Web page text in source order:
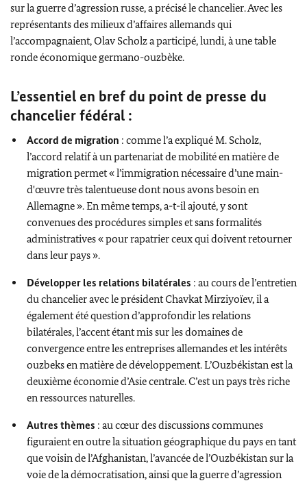
sur la guerre d’agression russe, a précisé le chancelier. Avec les
représentants des milieux d’affaires allemands qui
l’accompagnaient, Olav Scholz a participé, lundi, à une table
ronde économique germano-ouzbèke.
L’essentiel en bref du point de presse du
chancelier fédéral :
Accord de migration : comme l’a expliqué M. Scholz,
l’accord relatif à un partenariat de mobilité en matière de
migration permet « l’immigration nécessaire d’une main-
d'œuvre très talentueuse dont nous avons besoin en
Allemagne ». En même temps, a-t-il ajouté, y sont
convenues des procédures simples et sans formalités
administratives « pour rapatrier ceux qui doivent retourner
dans leur pays ».
Développer les relations bilatérales : au cours de l’entretien
du chancelier avec le président Chavkat Mirziyoïev, il a
également été question d’approfondir les relations
bilatérales, l’accent étant mis sur les domaines de
convergence entre les entreprises allemandes et les intérêts
ouzbeks en matière de développement. L’Ouzbékistan est la
deuxième économie d’Asie centrale. C’est un pays très riche
en ressources naturelles.
Autres thèmes : au cœur des discussions communes
figuraient en outre la situation géographique du pays en tant
que voisin de l’Afghanistan, l’avancée de l’Ouzbékistan sur la
voie de la démocratisation, ainsi que la guerre d’agression